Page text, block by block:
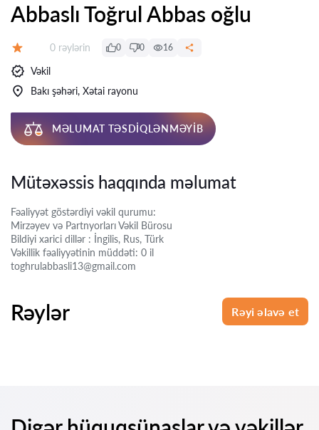
Abbaslı Toğrul Abbas oğlu
Rəylər:
0 rəylərin 0 0 16
Vəkil
Bakı şəhəri, Xətai rayonu
MƏLUMAT TƏSDIQLƏNMƏYIB
Mütəxəssis haqqında məlumat
Fəaliyyət göstərdiyi vəkil qurumu:
Mirzəyev və Partnyorları Vəkil Bürosu
Bildiyi xarici dillər : İngilis, Rus, Türk
Vəkillik fəaliyyətinin müddəti: 0 il
toghrulabbasli13@gmail.com
Rəylər Rəyi əlavə et